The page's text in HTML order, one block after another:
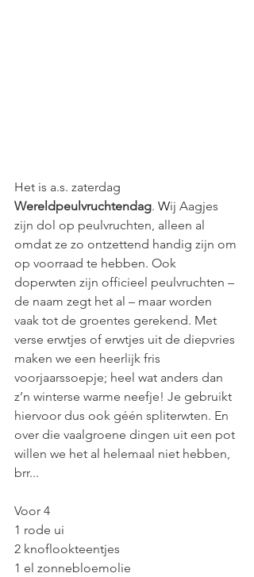
Het is a.s. zaterdag
Wereldpeulvruchtendag. Wij Aagjes
zijn dol op peulvruchten, alleen al
omdat ze zo ontzettend handig zijn om
op voorraad te hebben. Ook
doperwten zijn officieel peulvruchten –
de naam zegt het al – maar worden
vaak tot de groentes gerekend. Met
verse erwtjes of erwtjes uit de diepvries
maken we een heerlijk fris
voorjaarssoepje; heel wat anders dan
z’n winterse warme neefje! Je gebruikt
hiervoor dus ook géén spliterwten. En
over die vaalgroene dingen uit een pot
willen we het al helemaal niet hebben,
brr...
Voor 4
1 rode ui
2 knoflookteentjes
1 el zonnebloemolie